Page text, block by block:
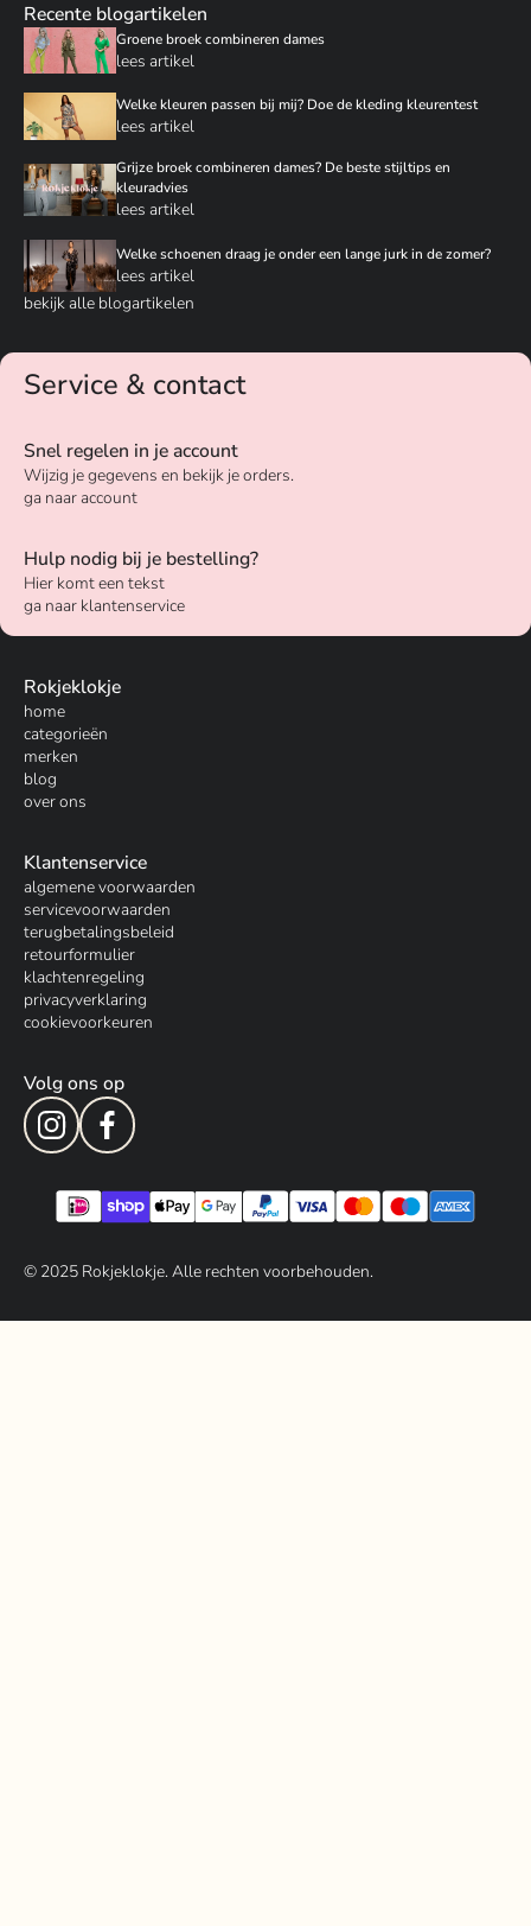
Recente blogartikelen
Groene broek combineren dames
lees artikel
Welke kleuren passen bij mij? Doe de kleding kleurentest
lees artikel
Grijze broek combineren dames? De beste stijltips en
kleuradvies
lees artikel
Welke schoenen draag je onder een lange jurk in de zomer?
lees artikel
bekijk alle blogartikelen
Service & contact
Snel regelen in je account
Wijzig je gegevens en bekijk je orders.
ga naar account
Hulp nodig bij je bestelling?
Hier komt een tekst
ga naar klantenservice
Rokjeklokje
home
categorieën
merken
blog
over ons
Klantenservice
algemene voorwaarden
servicevoorwaarden
terugbetalingsbeleid
retourformulier
klachtenregeling
privacyverklaring
cookievoorkeuren
Volg ons op
© 2025Rokjeklokje. Alle rechten voorbehouden.